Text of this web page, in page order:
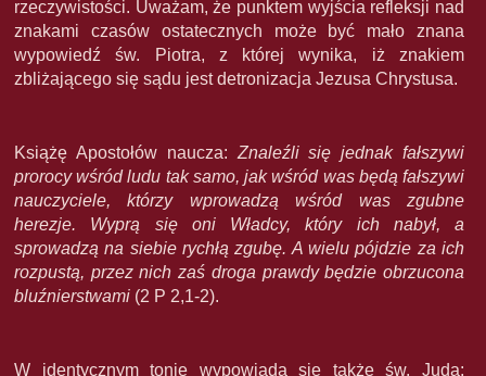
rzeczywistości. Uważam, że punktem wyjścia refleksji nad
znakami czasów ostatecznych może być mało znana
wypowiedź św. Piotra, z której wynika, iż znakiem
zbliżającego się sądu jest detronizacja Jezusa Chrystusa.
Książę Apostołów naucza: Znaleźli się jednak fałszywi
prorocy wśród ludu tak samo, jak wśród was będą fałszywi
nauczyciele, którzy wprowadzą wśród was zgubne
herezje. Wyprą się oni Władcy, który ich nabył, a
sprowadzą na siebie rychłą zgubę. A wielu pójdzie za ich
rozpustą, przez nich zaś droga prawdy będzie obrzucona
bluźnierstwami (2 P 2,1-2).
W identycznym tonie wypowiada się także św. Juda: